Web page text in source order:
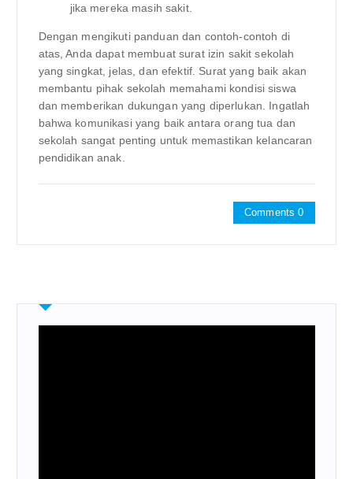
jika mereka masih sakit.
Dengan mengikuti panduan dan contoh-contoh di
atas, Anda dapat membuat surat izin sakit sekolah
yang singkat, jelas, dan efektif. Surat yang baik akan
membantu pihak sekolah memahami kondisi siswa
dan memberikan dukungan yang diperlukan. Ingatlah
bahwa komunikasi yang baik antara orang tua dan
sekolah sangat penting untuk memastikan kelancaran
pendidikan anak.
Comments 0